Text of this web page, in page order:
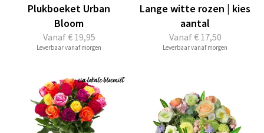
Vanaf€ 19,95
Plukboeket Urban
Bloom
Leverbaar vanaf morgen
Vanaf€ 17,50
Lange witte rozen | kies
aantal
Leverbaar vanaf morgen